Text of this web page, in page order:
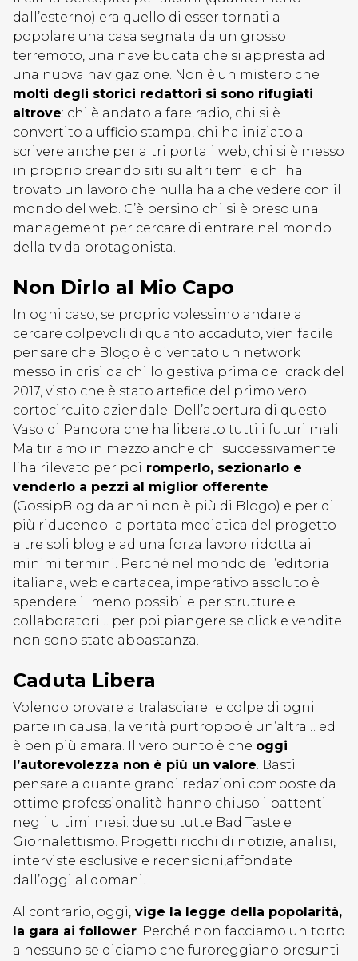
dall’esterno) era quello di esser tornati a
popolare una casa segnata da un grosso
terremoto, una nave bucata che si appresta ad
una nuova navigazione. Non è un mistero che
molti degli storici redattori si sono rifugiati
altrove: chi è andato a fare radio, chi si è
convertito a ufficio stampa, chi ha iniziato a
scrivere anche per altri portali web, chi si è messo
in proprio creando siti su altri temi e chi ha
trovato un lavoro che nulla ha a che vedere con il
mondo del web. C’è persino chi si è preso una
management per cercare di entrare nel mondo
della tv da protagonista.
Non Dirlo al Mio Capo
In ogni caso, se proprio volessimo andare a
cercare colpevoli di quanto accaduto, vien facile
pensare che Blogo è diventato un network
messo in crisi da chi lo gestiva prima del crack del
2017, visto che è stato artefice del primo vero
cortocircuito aziendale. Dell’apertura di questo
Vaso di Pandora che ha liberato tutti i futuri mali.
Ma tiriamo in mezzo anche chi successivamente
l’ha rilevato per poi romperlo, sezionarlo e
venderlo a pezzi al miglior offerente
(GossipBlog da anni non è più di Blogo) e per di
più riducendo la portata mediatica del progetto
a tre soli blog e ad una forza lavoro ridotta ai
minimi termini. Perché nel mondo dell’editoria
italiana, web e cartacea, imperativo assoluto è
spendere il meno possibile per strutture e
collaboratori… per poi piangere se click e vendite
non sono state abbastanza.
Caduta Libera
Volendo provare a tralasciare le colpe di ogni
parte in causa, la verità purtroppo è un’altra… ed
è ben più amara. Il vero punto è che oggi
l’autorevolezza non è più un valore. Basti
pensare a quante grandi redazioni composte da
ottime professionalità hanno chiuso i battenti
negli ultimi mesi: due su tutte Bad Taste e
Giornalettismo. Progetti ricchi di notizie, analisi,
interviste esclusive e recensioni,affondate
dall’oggi al domani.
Al contrario, oggi, vige la legge della popolarità,
la gara ai follower. Perché non facciamo un torto
a nessuno se diciamo che furoreggiano presunti